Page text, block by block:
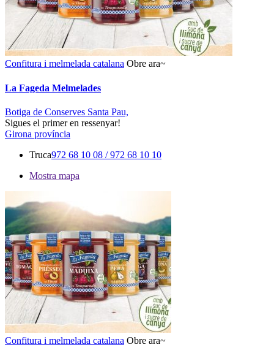
Confitura i melmelada catalana Obre ara~
La Fageda Melmelades
Botiga de Conserves Santa Pau,
Sigues el primer en ressenyar!
Girona província
Truca972 68 10 08 / 972 68 10 10
Mostra mapa
Confitura i melmelada catalana Obre ara~